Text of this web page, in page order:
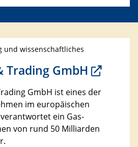
und wissenschaftliches
Trading GmbH
GmbH ist eines der
im europäischen
ein Gas-
von rund 50 Milliarden